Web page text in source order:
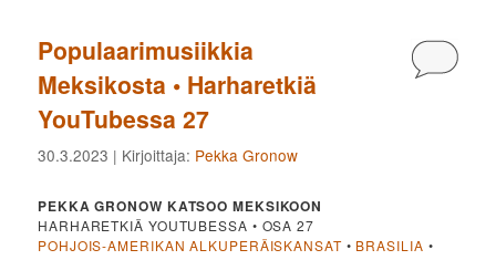
Populaarimusiikkia
Meksikosta • Harharetkiä
YouTubessa 27
30.3.2023 | Kirjoittaja: Pekka Gronow
PEKKA GRONOW KATSOO MEKSIKOON
HARHARETKIÄ YOUTUBESSA • OSA 27
POHJOIS-AMERIKAN ALKUPERÄISKANSAT• BRASILIA •